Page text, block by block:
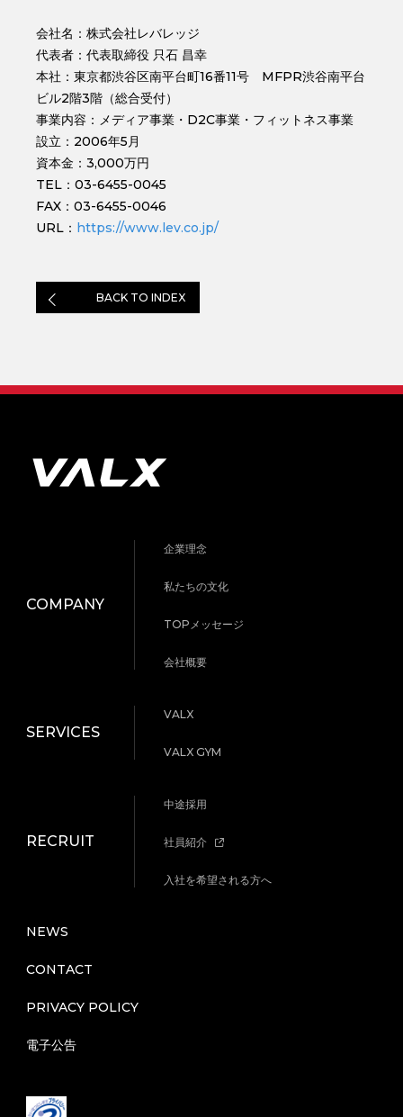
会社名：株式会社レバレッジ
代表者：代表取締役 只石 昌幸
本社：東京都渋谷区南平台町16番11号 MFPR渋谷南平台
ビル2階3階（総合受付）
事業内容：メディア事業・D2C事業・フィットネス事業
設立：2006年5月
資本金：3,000万円
TEL：03-6455-0045
FAX：03-6455-0046
URL： https://www.lev.co.jp/
BACK TO INDEX
COMPANY
企業理念
私たちの文化
TOPメッセージ
会社概要
SERVICES
VALX
VALX GYM
RECRUIT
中途採用
社員紹介
入社を希望される方へ
NEWS
CONTACT
PRIVACY POLICY
電子公告